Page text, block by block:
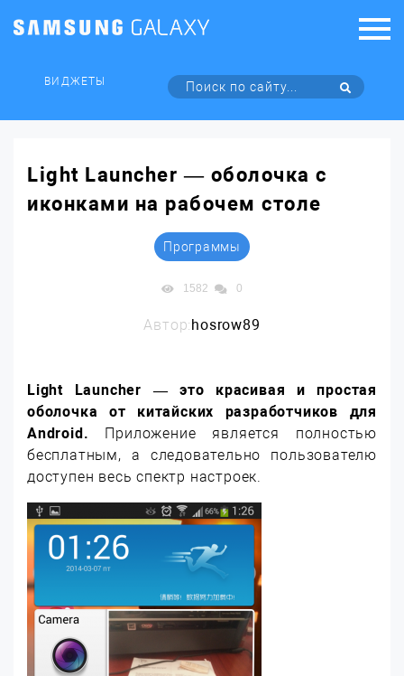
ВИДЖЕТЫ
Light Launcher — оболочка с
иконками на рабочем столе
Программы
1582 0
Автор:hosrow89
Light Launcher — это красивая и простая
оболочка от китайских разработчиков для
Android. Приложение является полностью
бесплатным, а следовательно пользователю
доступен весь спектр настроек.